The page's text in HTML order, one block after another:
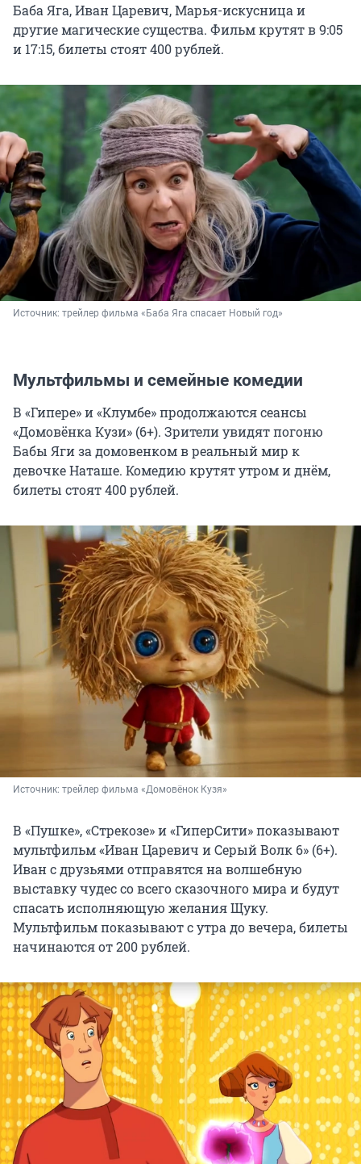
Баба Яга, Иван Царевич, Марья-искусница и
другие магические существа. Фильм крутят в 9:05
и 17:15, билеты стоят 400 рублей.
Источник: трейлер фильма «Баба Яга спасает Новый год»
Мультфильмы и семейные комедии
В «Гипере» и «Клумбе» продолжаются сеансы
«Домовёнка Кузи» (6+). Зрители увидят погоню
Бабы Яги за домовенком в реальный мир к
девочке Наташе. Комедию крутят утром и днём,
билеты стоят 400 рублей.
Источник: трейлер фильма «Домовёнок Кузя»
В «Пушке», «Стрекозе» и «ГиперСити» показывают
мультфильм «Иван Царевич и Серый Волк 6» (6+).
Иван с друзьями отправятся на волшебную
выставку чудес со всего сказочного мира и будут
спасать исполняющую желания Щуку.
Мультфильм показывают с утра до вечера, билеты
начинаются от 200 рублей.